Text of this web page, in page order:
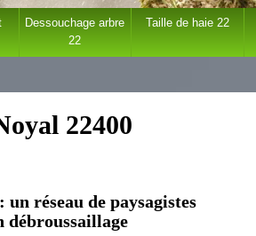
Dessouchage arbre
22
Taille de haie 22
22400
un réseau de paysagistes
débroussaillage